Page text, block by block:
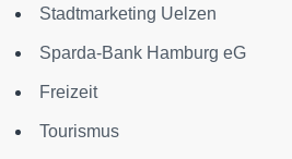
Stadtmarketing Uelzen
Sparda-Bank Hamburg eG
Freizeit
Tourismus